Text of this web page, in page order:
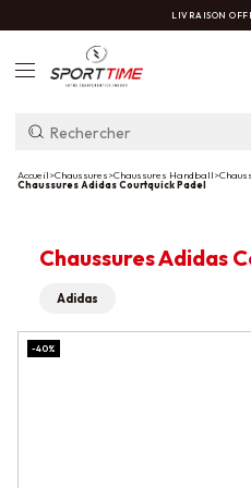
LIVRAISON
Accueil>Chaussures>Chaussures Handball>
Chaussures Adidas Courtquick Padel
Chaussures Adidas
Adidas
-40%